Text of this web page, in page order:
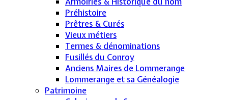
Préhistoire
Prêtres & Curés
Vieux métiers
Termes & dénominations
Fusillés du Conroy
Anciens Maires de Lommerange
Lommerange et sa Généalogie
Patrimoine